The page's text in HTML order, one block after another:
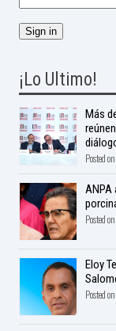
¡Lo Ultimo!
Más
Posted
ANPA
Posted
Eloy
Posted